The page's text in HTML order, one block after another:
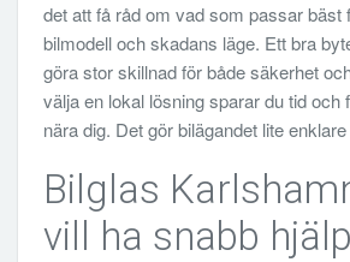
det att få råd om vad som passar bäst
bilmodell och skadans läge. Ett bra
göra stor skillnad för både säkerhet
välja en lokal lösning sparar du tid och
nära dig. Det gör bilägandet lite
Bilglas
vill ha snabb hjälp